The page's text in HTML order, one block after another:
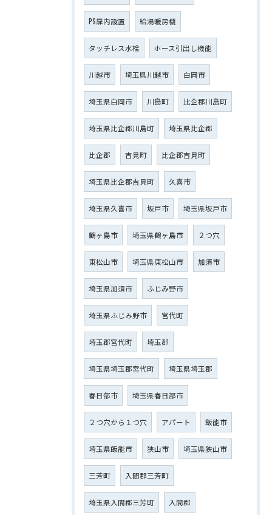
PS扉内設置 給湯暖房機
タッチレス水栓 ホース引出し機能
川越市 埼玉県川越市 白岡市
埼玉県白岡市 川島町 比企郡川島町
埼玉県比企郡川島町 埼玉県比企郡
比企郡 吉見町 比企郡吉見町
埼玉県比企郡吉見町 久喜市
埼玉県久喜市 坂戸市 埼玉県坂戸市
鶴ヶ島市 埼玉県鶴ヶ島市 ２つ穴
東松山市 埼玉県東松山市 加須市
埼玉県加須市 ふじみ野市
埼玉県ふじみ野市 宮代町
埼玉郡宮代町 埼玉郡
埼玉県埼玉郡宮代町 埼玉県埼玉郡
春日部市 埼玉県春日部市
２つ穴から１つ穴 アパート 飯能市
埼玉県飯能市 狭山市 埼玉県狭山市
三芳町 入間郡三芳町
埼玉県入間郡三芳町 入間郡